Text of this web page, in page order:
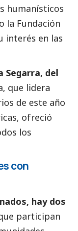
humanísticos
la Fundación
interés en las
Segarra, del
que lidera
de este año
ofreció
los
con
hay dos
participan